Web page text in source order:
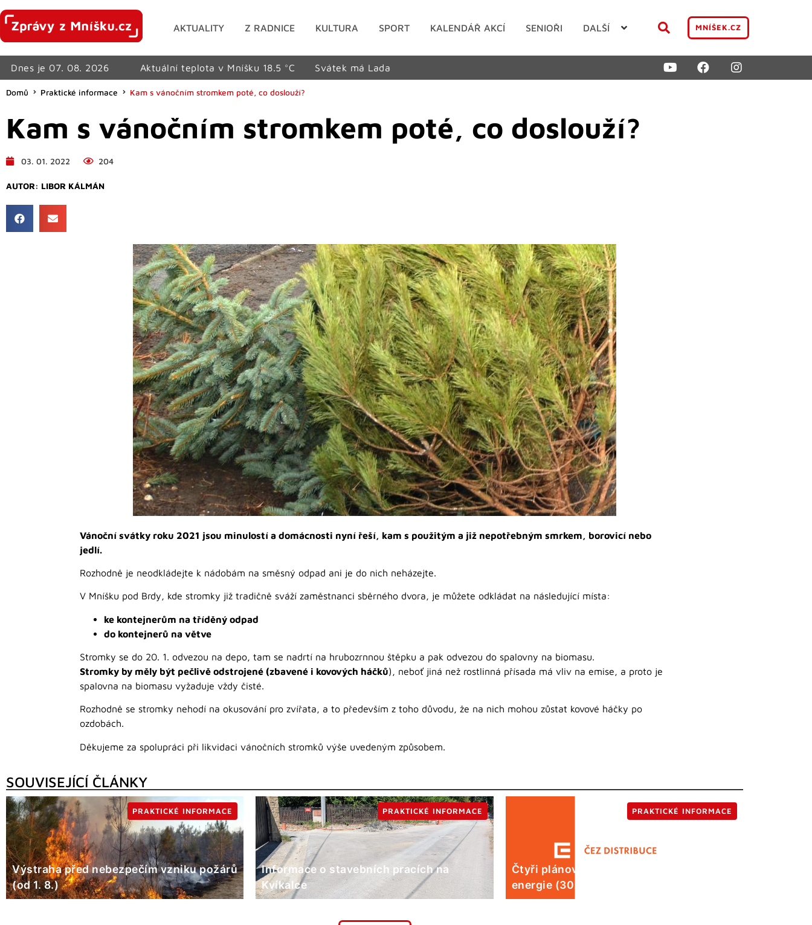
AKTUALITY Z RADNICE KULTURA SPORT KALENDÁŘ AKCÍ SENIOŘI DALŠÍ MNÍŠEK.CZ
Dnes je 07. 08. 2026 Aktuální teplota v Mníšku 18.5 °C Svátek má Lada
Domů Praktické informace Kam s vánočním stromkem poté, co doslouží?
Kam s vánočním stromkem poté, co doslouží?
03. 01. 2022 204
AUTOR: LIBOR KÁLMÁN
Vánoční svátky roku 2021 jsou minulostí a domácnosti nyní řeší, kam s použitým a již nepotřebným smrkem, borovicí nebo
jedlí.
Rozhodně je neodkládejte k nádobám na směsný odpad ani je do nich neházejte.
V Mníšku pod Brdy, kde stromky již tradičně sváží zaměstnanci sběrného dvora, je můžete odkládat na následující místa:
ke kontejnerům na tříděný odpad
do kontejnerů na větve
Stromky se do 20. 1. odvezou na depo, tam se nadrtí na hrubozrnnou štěpku a pak odvezou do spalovny na biomasu.
Stromky by měly být pečlivě odstrojené (zbavené i kovových háčků), neboť jiná než rostlinná přísada má vliv na emise, a proto je
spalovna na biomasu vyžaduje vždy čisté.
Rozhodně se stromky nehodí na okusování pro zvířata, a to především z toho důvodu, že na nich mohou zůstat kovové háčky po
ozdobách.
Děkujeme za spolupráci při likvidaci vánočních stromků výše uvedeným způsobem.
SOUVISEJÍCÍ ČLÁNKY
Výstraha před nebezpečím vzniku požárů
(od 1. 8.)
PRAKTICKÉ INFORMACE
Informace o stavebních pracích na
Kvíkalce
PRAKTICKÉ INFORMACE
Čtyři plánované odstávky elektrické
energie (30. 7.)
PRAKTICKÉ INFORMACE